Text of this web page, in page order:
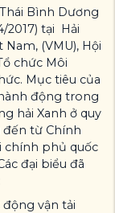
Bình Dương
2017) tại Hải
(VMU), Hội
chức Môi
Mục tiêu của
động trong
hải Xanh ở quy
đến từ Chính
chính phủ quốc
đại biểu đã
vận tải